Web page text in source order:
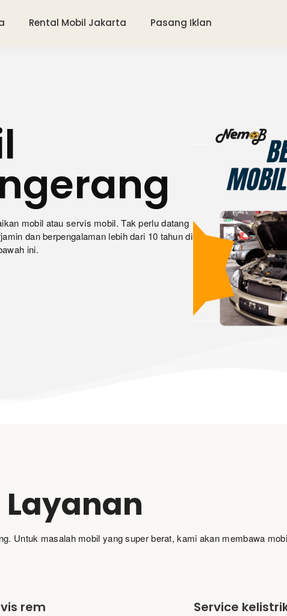
Rental Mobil Jakarta Pasang Iklan
mobil atau servis mobil. Tak perlu datang
dan berpengalaman lebih dari 10 tahun di
ini.
Layanan
Untuk masalah mobil yang super berat, kami akan membawa
rem Service